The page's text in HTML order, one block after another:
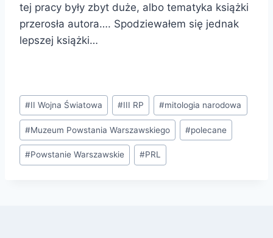
tej pracy były zbyt duże, albo tematyka książki
przerosła autora…. Spodziewałem się jednak
lepszej książki…
Tagi
wpisu:
#II Wojna Światowa #III RP #mitologia narodowa
#Muzeum Powstania Warszawskiego #polecane
#Powstanie Warszawskie #PRL